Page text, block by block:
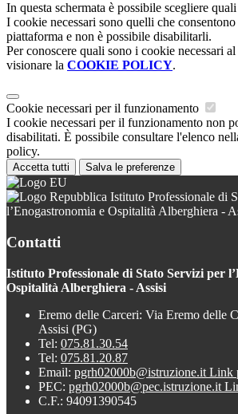
In questa schermata è possibile scegliere
I cookie necessari sono quelli che
piattaforma e non è possibile disabilitarli.
Per conoscere quali sono i cookie necessari
visionare la COOKIE POLICY.
Cookie necessari per il funzionamento
I cookie necessari per il funzionamento non
disabilitati. È possibile consultare l'elenco
policy.
Accetta tutti Salva le preferenze
Istituto Professionale di
l’Enogastronomia e Ospitalità Alberghiera -
Contatti
Istituto Professionale di Stato Servizi per
Ospitalità Alberghiera - Assisi
Eremo delle Carceri: Via Eremo delle
Assisi (PG)
Tel: 075.81.30.54
Tel: 075.81.20.87
Email: pgrh02000b@istruzione.it Link
PEC: pgrh02000b@pec.istruzione.it
C.F.: 94091390545